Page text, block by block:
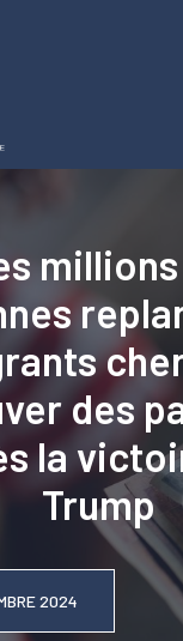
des
la
Trump
2024